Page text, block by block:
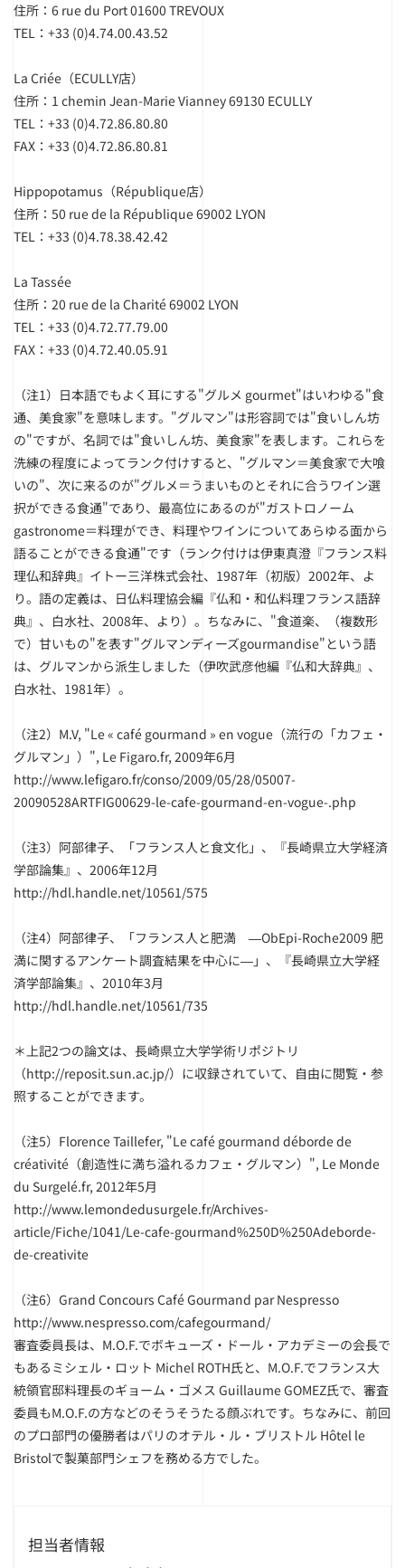
住所：6 rue du Port 01600 TREVOUX
TEL：+33 (0)4.74.00.43.52
La Criée（ECULLY店）
住所：1 chemin Jean-Marie Vianney 69130 ECULLY
TEL：+33 (0)4.72.86.80.80
FAX：+33 (0)4.72.86.80.81
Hippopotamus（République店）
住所：50 rue de la République 69002 LYON
TEL：+33 (0)4.78.38.42.42
La Tassée
住所：20 rue de la Charité 69002 LYON
TEL：+33 (0)4.72.77.79.00
FAX：+33 (0)4.72.40.05.91
（注1） 日本語でもよく耳にする"グルメ gourmet"はいわゆる"食
通、美食家"を意味します。"グルマン"は形容詞では"食いしん坊
の"ですが、名詞では"食いしん坊、美食家"を表します。これらを
洗練の程度によってランク付けすると、"グルマン＝美食家で大喰
いの"、次に来るのが"グルメ＝うまいものとそれに合うワイン選
択ができる食通"であり、最高位にあるのが"ガストロノーム
gastronome＝料理ができ、料理やワインについてあらゆる面から
語ることができる食通"です（ランク付けは伊東真澄『フランス料
理仏和辞典』イトー三洋株式会社、1987年（初版）2002年、よ
り。語の定義は、日仏料理協会編『仏和・和仏料理フランス語辞
典』、白水社、2008年、より）。ちなみに、"食道楽、（複数形
で）甘いもの"を表す"グルマンディーズgourmandise"という語
は、グルマンから派生しました（伊吹武彦他編『仏和大辞典』、
白水社、1981年）。
（注2） M.V, "Le « café gourmand » en vogue（流行の「カフェ・
グルマン」）", Le Figaro.fr, 2009年6月
http://www.lefigaro.fr/conso/2009/05/28/05007-
20090528ARTFIG00629-le-cafe-gourmand-en-vogue-.php
（注3） 阿部律子、「フランス人と食文化」、『長崎県立大学経済
学部論集』、2006年12月
http://hdl.handle.net/10561/575
（注4） 阿部律子、「フランス人と肥満 ―ObEpi-Roche2009 肥
満に関するアンケート調査結果を中心に―」、『長崎県立大学経
済学部論集』、2010年3月
http://hdl.handle.net/10561/735
＊上記2つの論文は、長崎県立大学学術リポジトリ
（http://reposit.sun.ac.jp/）に収録されていて、自由に閲覧・参
照することができます。
（注5） Florence Taillefer, "Le café gourmand déborde de
créativité（創造性に満ち溢れるカフェ・グルマン）", Le Monde
du Surgelé.fr, 2012年5月
http://www.lemondedusurgele.fr/Archives-
article/Fiche/1041/Le-cafe-gourmand%250D%250Adeborde-
de-creativite
（注6） Grand Concours Café Gourmand par Nespresso
http://www.nespresso.com/cafegourmand/
審査委員長は、M.O.F.でボキューズ・ドール・アカデミーの会長で
もあるミシェル・ロット Michel ROTH氏と、M.O.F.でフランス大
統領官邸料理長のギョーム・ゴメス Guillaume GOMEZ氏で、審査
委員もM.O.F.の方などのそうそうたる顔ぶれです。ちなみに、前回
のプロ部門の優勝者はパリのオテル・ル・ブリストル Hôtel le
Bristolで製菓部門シェフを務める方でした。
担当者情報